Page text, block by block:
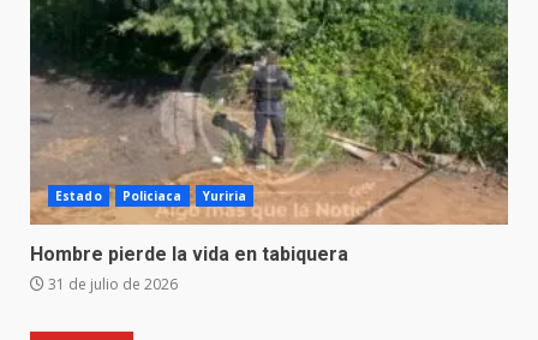
Estado Policiaca Yuriria
Hombre pierde la vida en tabiquera
31 de julio de 2026